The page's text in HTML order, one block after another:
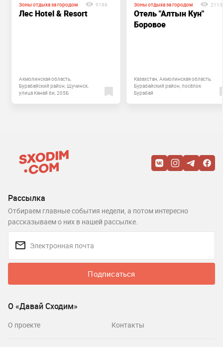
Зоны отдыха за городом 9188
Лес Hotel & Resort
Акмолинская область,
Бурабайский район, Щучинск,
улица Канай би, 205Б
Зоны отдыха за городом 2113
Отель "Алтын Кун"
Боровое
Казахстан, Акмолинская область,
Бурабайский район, посёлок
Бурабай
Рассылка
Отбираем главные события недели, а потом интересно
рассказываем о них в нашей рассылке.
Подписаться
О «Давай Сходим»
О проекте Контакты